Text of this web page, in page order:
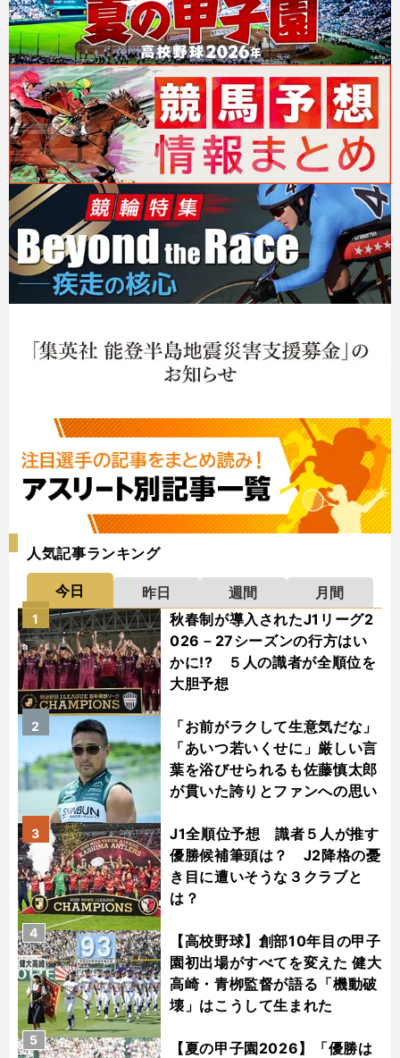
人気記事ランキング
今日 昨日 週間
月間
秋春制が導入されたJ1リーグ2
026－27シーズンの行方はい
かに!? ５人の識者が全順位を
大胆予想
1
「お前がラクして生意気だな」
「あいつ若いくせに」厳しい言
葉を浴びせられるも佐藤慎太郎
が貫いた誇りとファンへの思い
2
J1全順位予想 識者５人が推す
優勝候補筆頭は？ J2降格の憂
き目に遭いそうな３クラブと
は？
3
【高校野球】創部10年目の甲子
園初出場がすべてを変えた 健大
高崎・青栁監督が語る「機動破
壊」はこうして生まれた
4
【夏の甲子園2026】「優勝は
5